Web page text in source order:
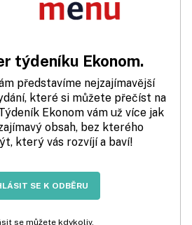
týdeníku Ekonom.
představíme nejzajímavější
které si můžete přečíst na
Ekonom vám už více jak
obsah, bez kterého
který vás rozvíjí a baví!
SE K ODBĚRU
se můžete kdykoliv.